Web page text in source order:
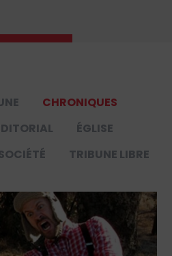
CHRONIQUES
ÉGLISE
TRIBUNE LIBRE